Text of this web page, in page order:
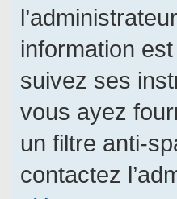
information
suivez ses
vous ayez
un filtre anti-
contactez